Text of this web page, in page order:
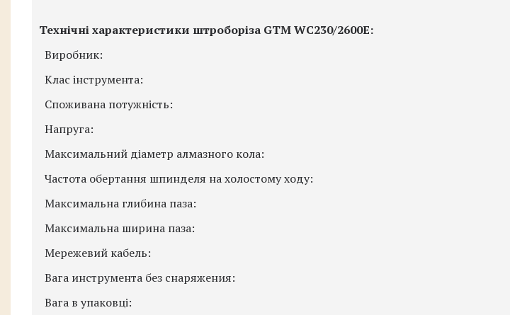
Технічні характеристики штроборіза GTM WC230/2600E:
Виробник:
Клас інструмента:
Споживана потужність:
Напруга:
Максимальний діаметр алмазного кола:
Частота обертання шпинделя на холостому ходу:
Максимальна глибина паза:
Максимальна ширина паза:
Мережевий кабель:
Вага инструмента без снаряжения:
Вага в упаковці: